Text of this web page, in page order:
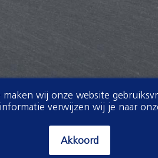
wij onze website
verwijzen wij je naar
Akkoord